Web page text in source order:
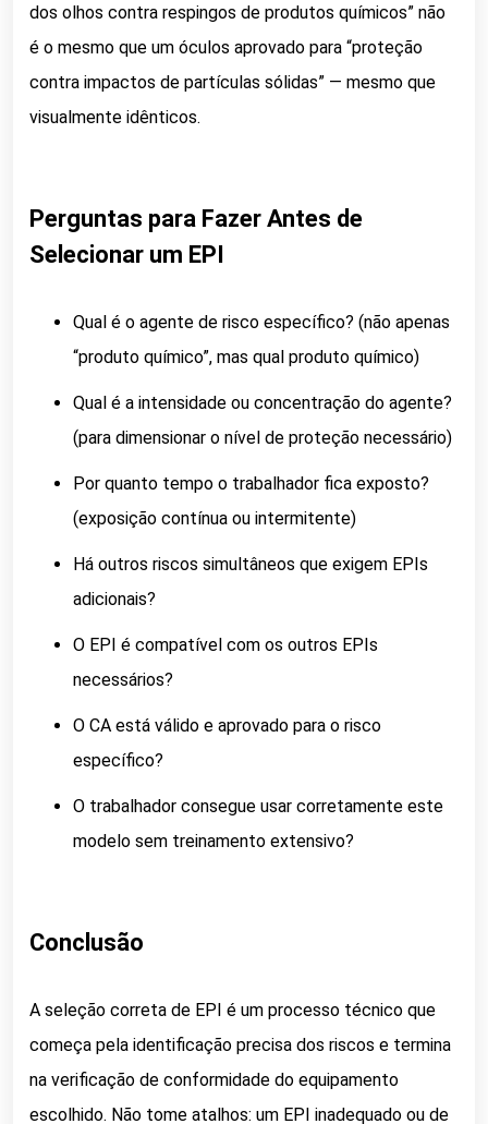
dos olhos contra respingos de produtos químicos” não
é o mesmo que um óculos aprovado para “proteção
contra impactos de partículas sólidas” — mesmo que
visualmente idênticos.
Perguntas para Fazer Antes de
Selecionar um EPI
Qual é o agente de risco específico? (não apenas
“produto químico”, mas qual produto químico)
Qual é a intensidade ou concentração do agente?
(para dimensionar o nível de proteção necessário)
Por quanto tempo o trabalhador fica exposto?
(exposição contínua ou intermitente)
Há outros riscos simultâneos que exigem EPIs
adicionais?
O EPI é compatível com os outros EPIs
necessários?
O CA está válido e aprovado para o risco
específico?
O trabalhador consegue usar corretamente este
modelo sem treinamento extensivo?
Conclusão
A seleção correta de EPI é um processo técnico que
começa pela identificação precisa dos riscos e termina
na verificação de conformidade do equipamento
escolhido. Não tome atalhos: um EPI inadequado ou de